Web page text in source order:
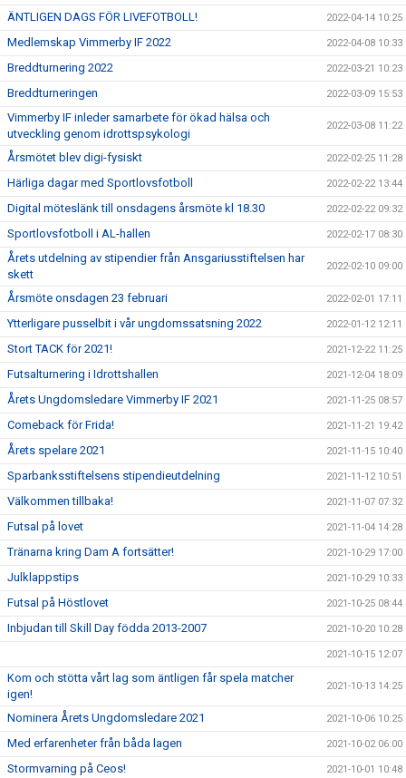
ÄNTLIGEN DAGS FÖR LIVEFOTBOLL! 2022-04-14 10:25
Medlemskap Vimmerby IF 2022 2022-04-08 10:33
Breddturnering 2022 2022-03-21 10:23
Breddturneringen 2022-03-09 15:53
Vimmerby IF inleder samarbete för ökad hälsa och
utveckling genom idrottspsykologi
2022-03-08 11:22
Årsmötet blev digi-fysiskt 2022-02-25 11:28
Härliga dagar med Sportlovsfotboll 2022-02-22 13:44
Digital möteslänk till onsdagens årsmöte kl 18.30 2022-02-22 09:32
Sportlovsfotboll i AL-hallen 2022-02-17 08:30
Årets utdelning av stipendier från Ansgariusstiftelsen har
skett
2022-02-10 09:00
Årsmöte onsdagen 23 februari 2022-02-01 17:11
Ytterligare pusselbit i vår ungdomssatsning 2022 2022-01-12 12:11
Stort TACK för 2021! 2021-12-22 11:25
Futsalturnering i Idrottshallen 2021-12-04 18:09
Årets Ungdomsledare Vimmerby IF 2021 2021-11-25 08:57
Comeback för Frida! 2021-11-21 19:42
Årets spelare 2021 2021-11-15 10:40
Sparbanksstiftelsens stipendieutdelning 2021-11-12 10:51
Välkommen tillbaka! 2021-11-07 07:32
Futsal på lovet 2021-11-04 14:28
Tränarna kring Dam A fortsätter! 2021-10-29 17:00
Julklappstips 2021-10-29 10:33
Futsal på Höstlovet 2021-10-25 08:44
Inbjudan till Skill Day födda 2013-2007 2021-10-20 10:28
2021-10-15 12:07
Kom och stötta vårt lag som äntligen får spela matcher
igen!
2021-10-13 14:25
Nominera Årets Ungdomsledare 2021 2021-10-06 10:25
Med erfarenheter från båda lagen 2021-10-02 06:00
Stormvarning på Ceos! 2021-10-01 10:48